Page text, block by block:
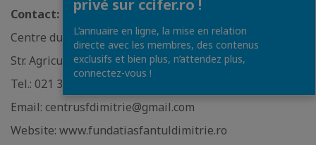
Contact:
Centre du Jour
Str. Agricultorilor nr. 62, sector 2, Bucarest
Tel.: 021 320 61 70
Email: centrusfdimitrie@gmail.com
Website: www.fundatiasfantuldimitrie.ro
privé sur ccifer.ro !
L’annuaire en ligne, la mise en relation
directe avec les membres, des contenus
exclusifs et bien plus, n’attendez plus,
connectez-vous !